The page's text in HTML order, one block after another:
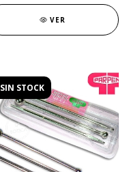
VER
SIN STOCK